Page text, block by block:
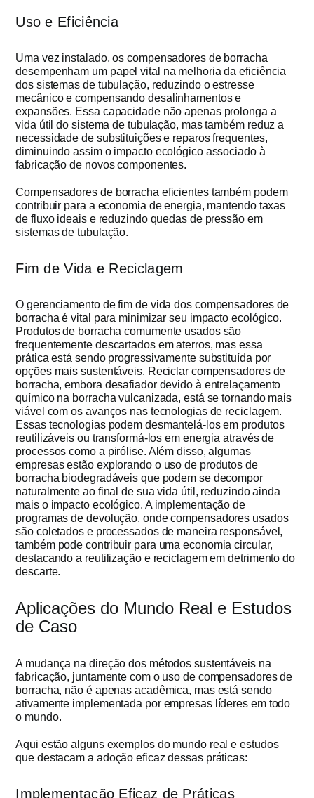
Uso e Eficiência
Uma vez instalado, os compensadores de borracha
desempenham um papel vital na melhoria da eficiência
dos sistemas de tubulação, reduzindo o estresse
mecânico e compensando desalinhamentos e
expansões. Essa capacidade não apenas prolonga a
vida útil do sistema de tubulação, mas também reduz a
necessidade de substituições e reparos frequentes,
diminuindo assim o impacto ecológico associado à
fabricação de novos componentes.
Compensadores de borracha eficientes também podem
contribuir para a economia de energia, mantendo taxas
de fluxo ideais e reduzindo quedas de pressão em
sistemas de tubulação.
Fim de Vida e Reciclagem
O gerenciamento de fim de vida dos compensadores de
borracha é vital para minimizar seu impacto ecológico.
Produtos de borracha comumente usados ​​são
frequentemente descartados em aterros, mas essa
prática está sendo progressivamente substituída por
opções mais sustentáveis. Reciclar compensadores de
borracha, embora desafiador devido à entrelaçamento
químico na borracha vulcanizada, está se tornando mais
viável com os avanços nas tecnologias de reciclagem.
Essas tecnologias podem desmantelá-los em produtos
reutilizáveis ou transformá-los em energia através de
processos como a pirólise. Além disso, algumas
empresas estão explorando o uso de produtos de
borracha biodegradáveis que podem se decompor
naturalmente ao final de sua vida útil, reduzindo ainda
mais o impacto ecológico. A implementação de
programas de devolução, onde compensadores usados ​​
são coletados e processados ​​de maneira responsável,
também pode contribuir para uma economia circular,
destacando a reutilização e reciclagem em detrimento do
descarte.
Aplicações do Mundo Real e Estudos
de Caso
A mudança na direção dos métodos sustentáveis na
fabricação, juntamente com o uso de compensadores de
borracha, não é apenas acadêmica, mas está sendo
ativamente implementada por empresas líderes em todo
o mundo.
Aqui estão alguns exemplos do mundo real e estudos
que destacam a adoção eficaz dessas práticas:
Implementação Eficaz de Práticas